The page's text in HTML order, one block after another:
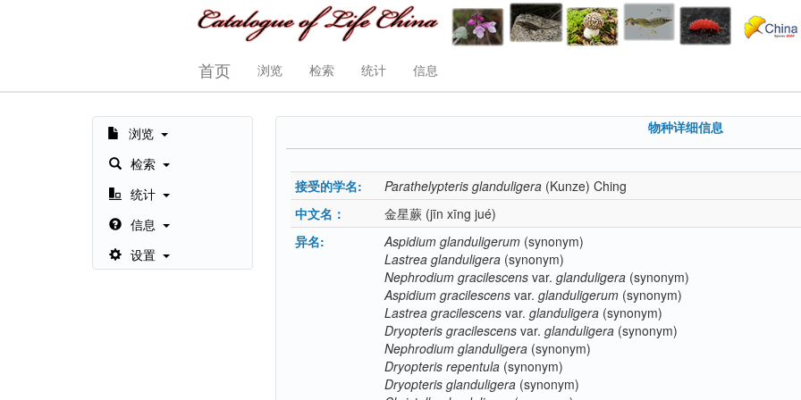
首页 浏览 检索 统计 信息
浏览
检索
统计
信息
设置
物种详细信息
接受的学名: Parathelypteris glanduligera (Kunze) Ching
中文名：
金星蕨 (jīn xīng jué)
异名:
Aspidium glanduligerum (synonym)
Lastrea glanduligera (synonym)
Nephrodium gracilescens var. glanduligera (synonym)
Aspidium gracilescens var. glanduligerum (synonym)
Lastrea gracilescens var. glanduligera (synonym)
Dryopteris gracilescens var. glanduligera (synonym)
Nephrodium glanduligera (synonym)
Dryopteris repentula (synonym)
Dryopteris glanduligera (synonym)